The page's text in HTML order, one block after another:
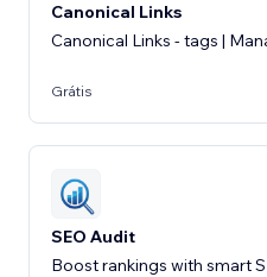
Canonical Links
Canonical Links - tags |
Grátis
SEO Audit
Boost rankings with smart